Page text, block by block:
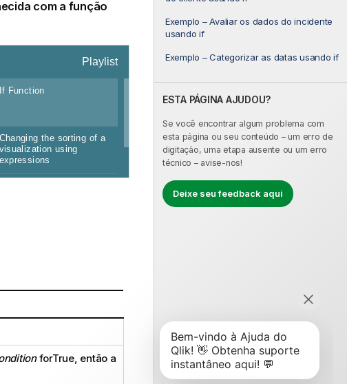
Exemplo – Avaliar os dados do incidente
usando if
Exemplo – Categorizar as datas usando if
ESTA PÁGINA AJUDOU?
Se você encontrar algum problema com
esta página ou seu conteúdo – um erro de
digitação, uma etapa ausente ou um erro
técnico – avise-nos!
Deixe seu feedback aqui
com a função
forTrue, então a